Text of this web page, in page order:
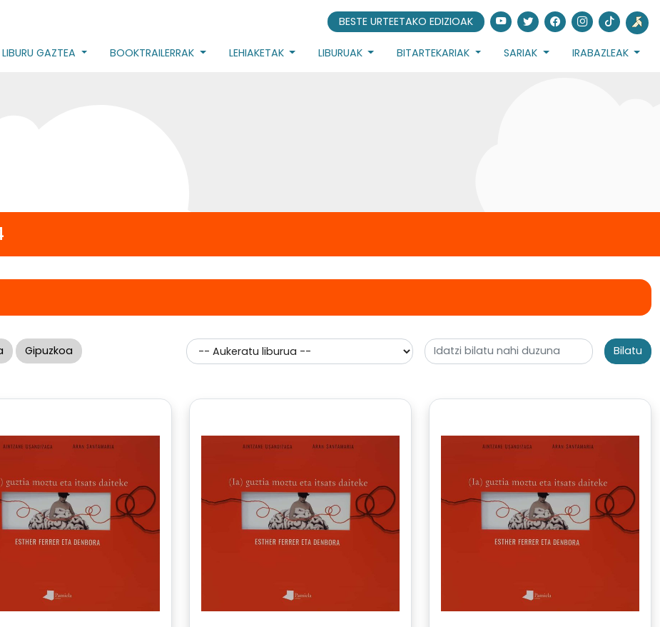
BESTE URTEETAKO EDIZIOAK
LIBURU GAZTEA BOOKTRAILERRAK LEHIAKETAK LIBURUAK BITARTEKARIAK SARIAK IRABAZLEAK
Gipuzkoa Bilatu